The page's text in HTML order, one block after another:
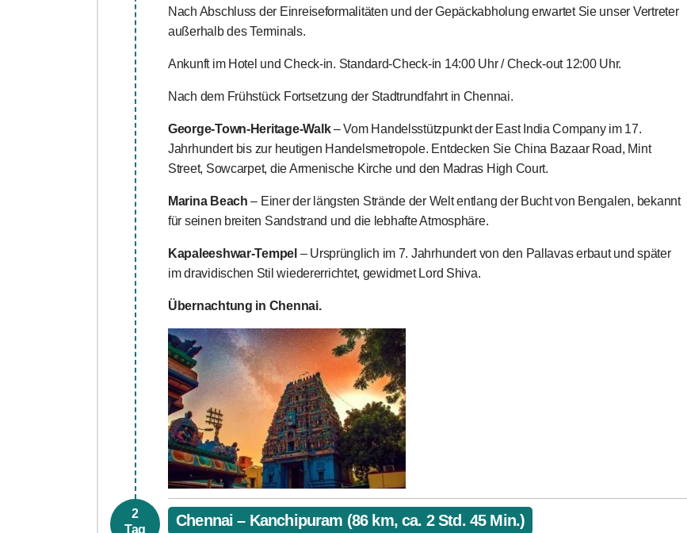
Nach Abschluss der Einreiseformalitäten und der Gepäckabholung erwartet Sie unser Vertreter
außerhalb des Terminals.
Ankunft im Hotel und Check-in. Standard-Check-in 14:00 Uhr / Check-out 12:00 Uhr.
Nach dem Frühstück Fortsetzung der Stadtrundfahrt in Chennai.
George-Town-Heritage-Walk– Vom Handelsstützpunkt der East India Company im 17.
Jahrhundert bis zur heutigen Handelsmetropole. Entdecken Sie China Bazaar Road, Mint
Street, Sowcarpet, die Armenische Kirche und den Madras High Court.
Marina Beach – Einer der längsten Strände der Welt entlang der Bucht von Bengalen, bekannt
für seinen breiten Sandstrand und die lebhafte Atmosphäre.
Kapaleeshwar-Tempel – Ursprünglich im 7. Jahrhundert von den Pallavas erbaut und später
im dravidischen Stil wiedererrichtet, gewidmet Lord Shiva.
Übernachtung in Chennai.
2
Tag
Chennai – Kanchipuram (86 km, ca. 2 Std. 45 Min.)